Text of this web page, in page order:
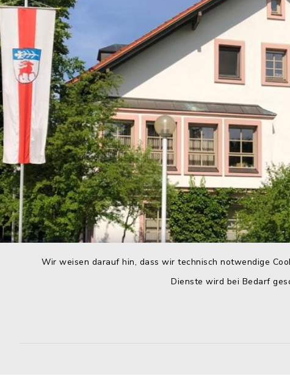
Wir weisen darauf hin, dass wir technisch notwendige
Dienste wird bei Bedarf